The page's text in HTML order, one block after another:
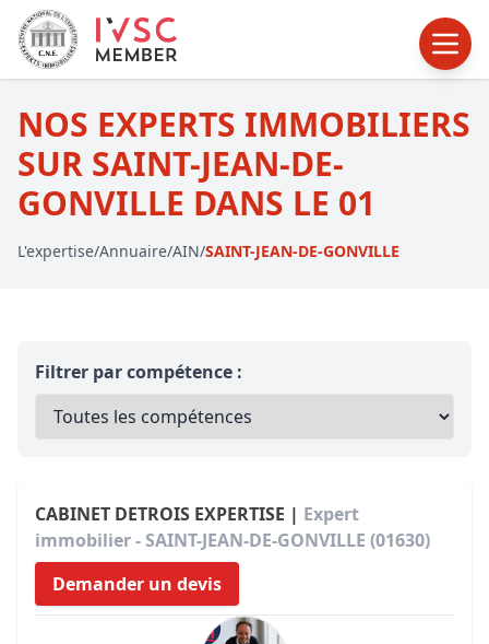
NOS EXPERTS IMMOBILIERS
SUR SAINT-JEAN-DE-
GONVILLE DANS LE 01
L'expertise/Annuaire/AIN/SAINT-JEAN-DE-GONVILLE
Filtrer par compétence :
CABINET DETROIS EXPERTISE | Expert
immobilier - SAINT-JEAN-DE-GONVILLE (01630)
Demander un devis